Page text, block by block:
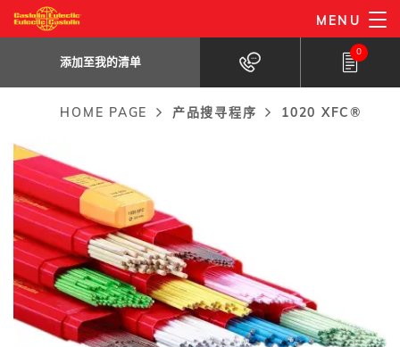
Skip
to
content
MENU
添加至我的清单
0
1020 XFC®
添加至我的清单
HOME PAGE 产品搜寻程序 1020 XFC®